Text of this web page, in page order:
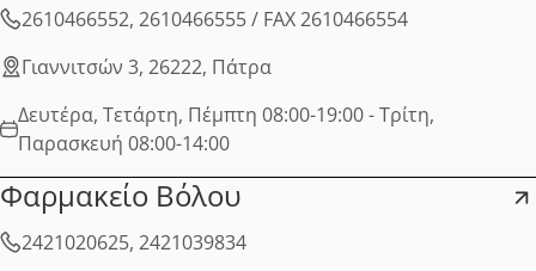
2610466552, 2610466555 / FAX 2610466554
Γιαννιτσών 3, 26222, Πάτρα
Δευτέρα, Τετάρτη, Πέμπτη 08:00-19:00 - Τρίτη,
Παρασκευή 08:00-14:00
Φαρμακείο Βόλου
2421020625, 2421039834